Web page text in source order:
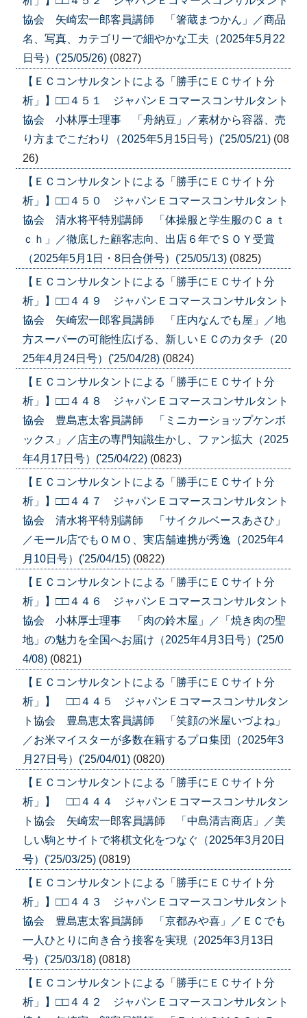
協会 矢崎宏一郎客員講師 「箸蔵まつかん」／商品
名、写真、カテゴリーで細やかな工夫（2025年5月22
日号）('25/05/26) (0827)
【ＥＣコンサルタントによる「勝手にＥＣサイト分
析」】□□４５１ ジャパンＥコマースコンサルタント
協会 小林厚士理事 「舟納豆」／素材から容器、売
り方までこだわり（2025年5月15日号）('25/05/21) (08
26)
【ＥＣコンサルタントによる「勝手にＥＣサイト分
析」】□□４５０ ジャパンＥコマースコンサルタント
協会 清水将平特別講師 「体操服と学生服のＣａｔ
ｃｈ」／徹底した顧客志向、出店６年でＳＯＹ受賞
（2025年5月1日・8日合併号）('25/05/13) (0825)
【ＥＣコンサルタントによる「勝手にＥＣサイト分
析」】□□４４９ ジャパンＥコマースコンサルタント
協会 矢崎宏一郎客員講師 「庄内なんでも屋」／地
方スーパーの可能性広げる、新しいＥＣのカタチ（20
25年4月24日号）('25/04/28) (0824)
【ＥＣコンサルタントによる「勝手にＥＣサイト分
析」】□□４４８ ジャパンＥコマースコンサルタント
協会 豊島恵太客員講師 「ミニカーショップケンボ
ックス」／店主の専門知識生かし、ファン拡大（2025
年4月17日号）('25/04/22) (0823)
【ＥＣコンサルタントによる「勝手にＥＣサイト分
析」】□□４４７ ジャパンＥコマースコンサルタント
協会 清水将平特別講師 「サイクルベースあさひ」
／モール店でもＯＭＯ、実店舗連携が秀逸（2025年4
月10日号）('25/04/15) (0822)
【ＥＣコンサルタントによる「勝手にＥＣサイト分
析」】□□４４６ ジャパンＥコマースコンサルタント
協会 小林厚士理事 「肉の鈴木屋」／「焼き肉の聖
地」の魅力を全国へお届け（2025年4月3日号）('25/0
4/08) (0821)
【ＥＣコンサルタントによる「勝手にＥＣサイト分
析」】 □□４４５ ジャパンＥコマースコンサルタン
ト協会 豊島恵太客員講師 「笑顔の米屋いづよね」
／お米マイスターが多数在籍するプロ集団（2025年3
月27日号）('25/04/01) (0820)
【ＥＣコンサルタントによる「勝手にＥＣサイト分
析」】 □□４４４ ジャパンＥコマースコンサルタン
ト協会 矢崎宏一郎客員講師 「中島清吉商店」／美
しい駒とサイトで将棋文化をつなぐ（2025年3月20日
号）('25/03/25) (0819)
【ＥＣコンサルタントによる「勝手にＥＣサイト分
析」】□□４４３ ジャパンＥコマースコンサルタント
協会 豊島恵太客員講師 「京都みや喜」／ＥＣでも
一人ひとりに向き合う接客を実現（2025年3月13日
号）('25/03/18) (0818)
【ＥＣコンサルタントによる「勝手にＥＣサイト分
析」】□□４４２ ジャパンＥコマースコンサルタント